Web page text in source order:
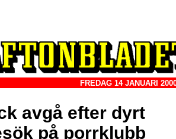
FREDAG 14 JANUARI
avgå efter dyrt
på porrklubb